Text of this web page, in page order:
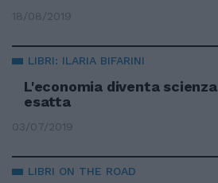
18/08/2019
LIBRI: ILARIA BIFARINI
L'economia diventa scienza
esatta
03/07/2019
LIBRI ON THE ROAD